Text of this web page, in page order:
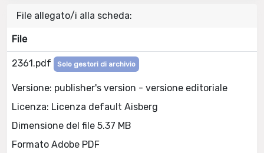
File allegato/i alla scheda:
File
2361.pdf Solo gestori di archivio
Versione: publisher's version - versione editoriale
Licenza: Licenza default Aisberg
Dimensione del file 5.37 MB
Formato Adobe PDF